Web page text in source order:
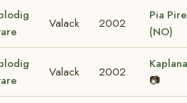
Valack 2002
Pia
(NO)
Valack 2002
📷